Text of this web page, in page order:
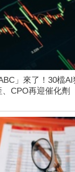
」來了！30檔
CPO再迎催化劑